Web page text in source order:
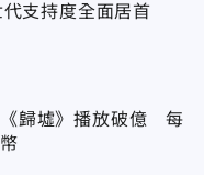
支持度全面居首
歸墟》播放破億 每